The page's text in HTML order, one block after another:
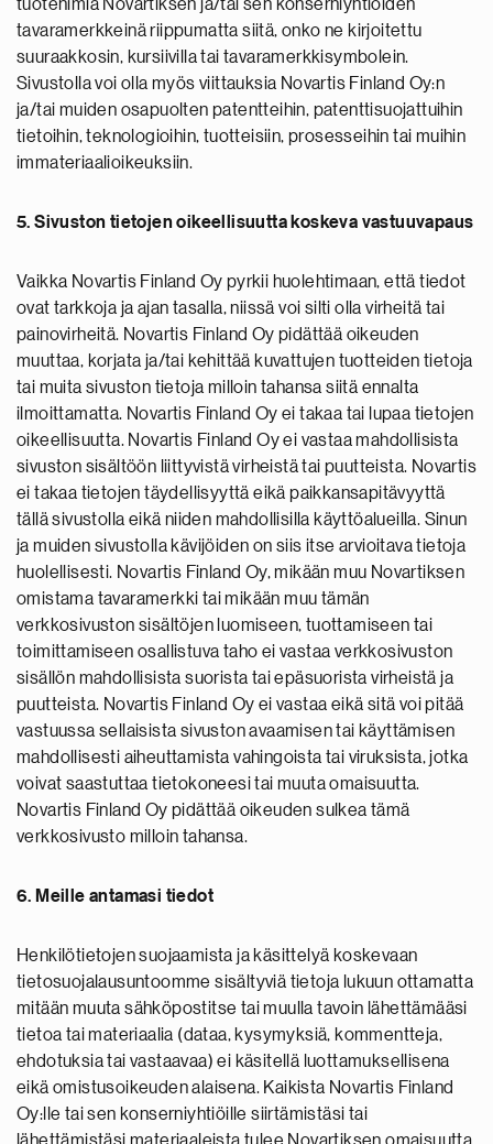
tuotenimiä Novartiksen ja/tai sen konserniyhtiöiden
tavaramerkkeinä riippumatta siitä, onko ne kirjoitettu
suuraakkosin, kursiivilla tai tavaramerkkisymbolein.
Sivustolla voi olla myös viittauksia Novartis Finland Oy:n
ja/tai muiden osapuolten patentteihin, patenttisuojattuihin
tietoihin, teknologioihin, tuotteisiin, prosesseihin tai muihin
immateriaalioikeuksiin.
5. Sivuston tietojen oikeellisuutta koskeva vastuuvapaus
Vaikka Novartis Finland Oy pyrkii huolehtimaan, että tiedot
ovat tarkkoja ja ajan tasalla, niissä voi silti olla virheitä tai
painovirheitä. Novartis Finland Oy pidättää oikeuden
muuttaa, korjata ja/tai kehittää kuvattujen tuotteiden tietoja
tai muita sivuston tietoja milloin tahansa siitä ennalta
ilmoittamatta. Novartis Finland Oy ei takaa tai lupaa tietojen
oikeellisuutta. Novartis Finland Oy ei vastaa mahdollisista
sivuston sisältöön liittyvistä virheistä tai puutteista. Novartis
ei takaa tietojen täydellisyyttä eikä paikkansapitävyyttä
tällä sivustolla eikä niiden mahdollisilla käyttöalueilla. Sinun
ja muiden sivustolla kävijöiden on siis itse arvioitava tietoja
huolellisesti. Novartis Finland Oy, mikään muu Novartiksen
omistama tavaramerkki tai mikään muu tämän
verkkosivuston sisältöjen luomiseen, tuottamiseen tai
toimittamiseen osallistuva taho ei vastaa verkkosivuston
sisällön mahdollisista suorista tai epäsuorista virheistä ja
puutteista. Novartis Finland Oy ei vastaa eikä sitä voi pitää
vastuussa sellaisista sivuston avaamisen tai käyttämisen
mahdollisesti aiheuttamista vahingoista tai viruksista, jotka
voivat saastuttaa tietokoneesi tai muuta omaisuutta.
Novartis Finland Oy pidättää oikeuden sulkea tämä
verkkosivusto milloin tahansa.
6. Meille antamasi tiedot
Henkilötietojen suojaamista ja käsittelyä koskevaan
tietosuojalausuntoomme sisältyviä tietoja lukuun ottamatta
mitään muuta sähköpostitse tai muulla tavoin lähettämääsi
tietoa tai materiaalia (dataa, kysymyksiä, kommentteja,
ehdotuksia tai vastaavaa) ei käsitellä luottamuksellisena
eikä omistusoikeuden alaisena. Kaikista Novartis Finland
Oy:lle tai sen konserniyhtiöille siirtämistäsi tai